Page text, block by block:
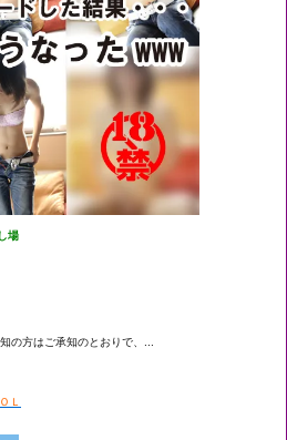
場
の方はご承知のとおりで、...
ＯＬ